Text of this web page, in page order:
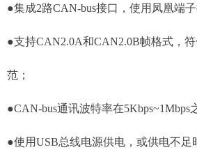
●集成2路CAN-bus接口，使用凤凰端子
●支持CAN2.0A和CAN2.0B帧格式，符
范；
●CAN-bus通讯波特率在5Kbps~1Mbps
●使用USB总线电源供电，或供电不足